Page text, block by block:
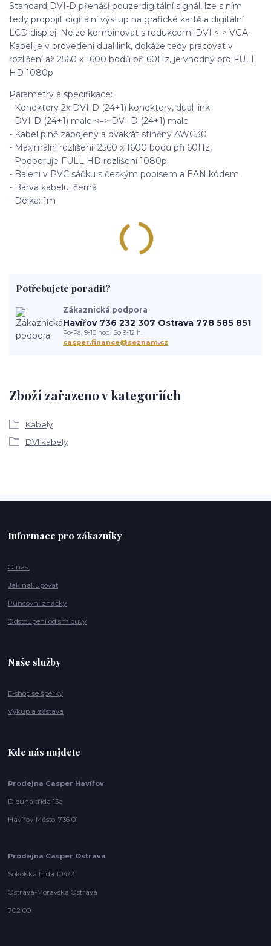
Standard DVI-D přenáší pouze digitální signál, lze s ním
tedy propojit digitální výstup na grafické kartě a digitální
LCD displej. Nelze kombinovat s redukcemi DVI <-> VGA.
Kabel je v provedeni dual link, dokáže tedy pracovat v
rozlišení až 2560 x 1600 bodů při 60Hz, je vhodný pro FULL
HD 1080p
Parametry a specifikace:
- Konektory 2x DVI-D (24+1) konektory, dual link
- DVI-D (24+1) male <=> DVI-D (24+1) male
- Kabel plně zapojený a dvakrát stíněný AWG30
- Maximální rozlišení: 2560 x 1600 bodů při 60Hz,
- Podporuje FULL HD rozlišení 1080p
- Baleni v PVC sáčku s českým popisem a EAN kódem
- Barva kabelu: černá
- Délka: 1m
Zboží zařazeno v kategoriích
Kabely
DVI kabely
Potřebujete poradit?
Zákaznická podpora
Havířov 736 232 307 Ostrava 778 585 851
Po-Pá, 9-18 hod. So 9-12 h.
casper.finance@seznam.cz
Informace pro zákazníky
O nás
Jak nakupovat
Puncovní značky
Odstoupení od smlouvy
Naše služby
E-shop se šperky
Výkup a zástava
Kde nás najdete
Prodejna Casper Havířov
Dlouhá třída 13a
Havířov-Město, 736 01
Prodejna Casper Ostrava
Sokolská třída 104/2
Ostrava-Moravská Ostrava
702 00